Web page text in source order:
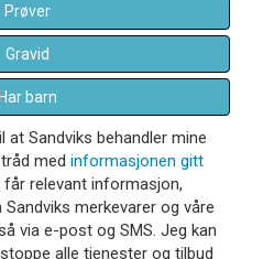
Prøver
Gravid
barn
at Sandviks behandler mine
med informasjonen gitt
får relevant informasjon,
merkevarer og våre
via e-post og SMS. Jeg kan
alle tjenester og tilbud